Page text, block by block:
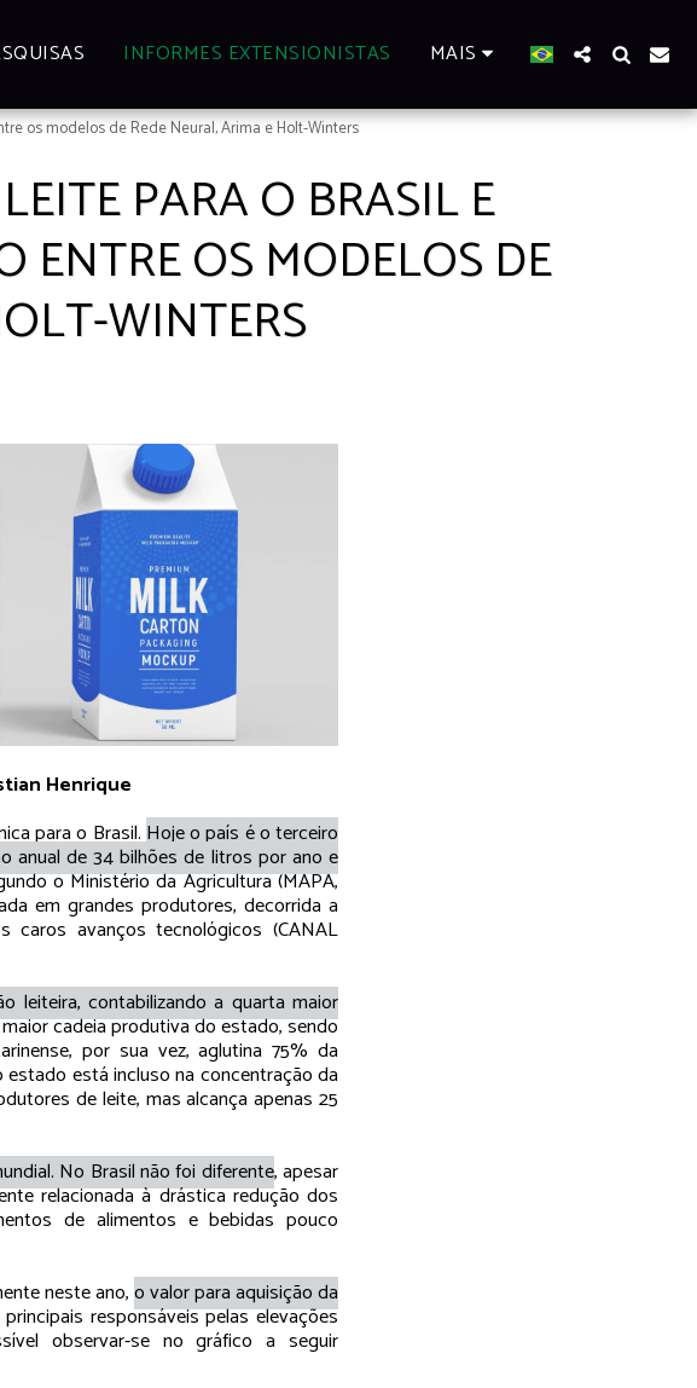
INFORMES EXTENSIONISTAS MAIS
os modelos de Rede Neural, Arima e Holt-Winters
PARA O BRASIL E
ENTRE OS MODELOS DE
WINTERS
Henrique
para o Brasil.Hoje o país é o terceiro
anual de 34 bilhões de litros por ano e
o Ministério da Agricultura (MAPA,
em grandes produtores, decorrida a
avanços tecnológicos (CANAL
leiteira, contabilizando a quarta maior
cadeia produtiva do estado, sendo
por sua vez, aglutina 75% da
está incluso na concentração da
de leite, mas alcança apenas 25
No Brasil não foi diferente, apesar
relacionada à drástica redução dos
de alimentos e bebidas pouco
neste ano,o valor para aquisição da
responsáveis pelas elevações
observar-se no gráfico a seguir